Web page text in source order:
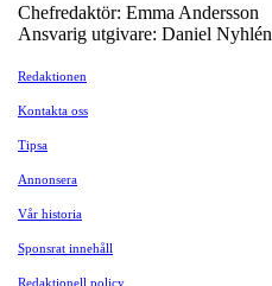
Chefredaktör: Emma Andersson
Ansvarig utgivare: Daniel Nyhlén
Redaktionen
Kontakta oss
Tipsa
Annonsera
Vår historia
Sponsrat innehåll
Redaktionell policy